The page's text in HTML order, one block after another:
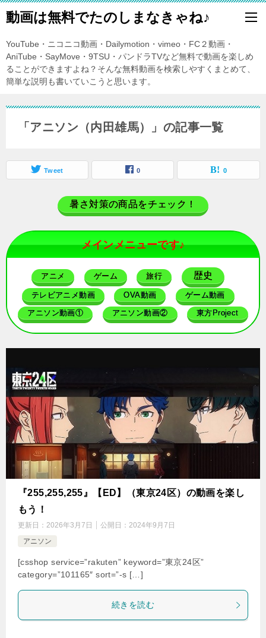
動画は無料でたのしまなきゃね♪
YouTube・ニコニコ動画・Dailymotion・vimeo・FC２動画・
AniTube・SayMove・9TSU・パンドラTVなど無料で動画を楽しめ
ることができますよね？そんな無料動画を検索しやすくまとめて、
簡単な説明も書いていこうと思います。
「アニソン（内田雄馬）」の記事一覧
Tweet 0 0
暑さ対策の商品をチェック！
メインメニューです♪
アニメ ゲーム 旅行 歴史
テレビアニメ動画 OVA動画 ゲーム動画
アニソン動画① アニソン動画② 東方Project
『255,255,255』【ED】（東京24区）の動画を楽し
もう！
更新日： 2026年3月7日 公開日： 2024年9月7日
アニソン
[csshop service=”rakuten” keyword=”東京24区”
category=”101165″ sort=”-s […]
続きを読む